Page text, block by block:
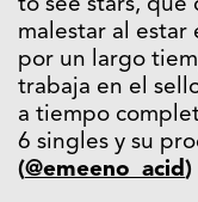
to see stars, que
malestar al estar
por un largo
trabaja en el
a tiempo
6 singles y su
(@emeeno_acid)